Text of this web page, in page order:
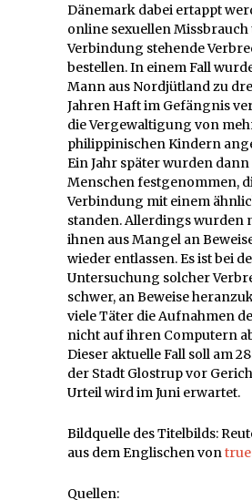
Dänemark dabei ertappt
online sexuellen
Verbindung stehende
bestellen. In einem Fall
Mann aus Nordjütland zu
Jahren Haft im Gefängnis
die Vergewaltigung von
philippinischen Kindern
Ein Jahr später wurden
Menschen festgenommen,
Verbindung mit einem
standen. Allerdings wurden
ihnen aus Mangel an
wieder entlassen. Es ist bei
Untersuchung solcher
schwer, an Beweise
viele Täter die Aufnahmen
nicht auf ihren Computern
Dieser aktuelle Fall soll am
der Stadt Glostrup vor
Urteil wird im Juni erwartet.
Bildquelle des Titelbilds:
aus dem Englischen von
Quellen: